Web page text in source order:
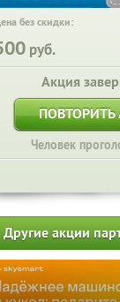
без скидки:
руб.
Акция
Человек
Другие акции